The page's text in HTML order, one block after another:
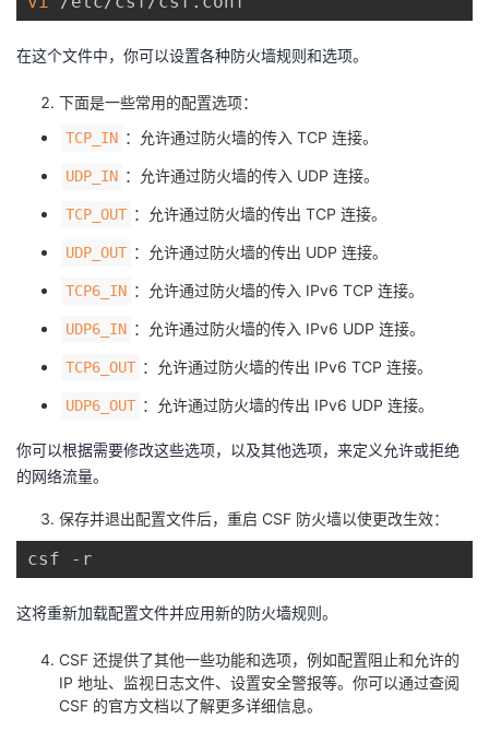
在这个文件中，你可以设置各种防火墙规则和选项。
下面是一些常用的配置选项：
TCP_IN ：允许通过防火墙的传入 TCP 连接。
UDP_IN ：允许通过防火墙的传入 UDP 连接。
TCP_OUT ：允许通过防火墙的传出 TCP 连接。
UDP_OUT ：允许通过防火墙的传出 UDP 连接。
TCP6_IN ：允许通过防火墙的传入 IPv6 TCP 连接。
UDP6_IN ：允许通过防火墙的传入 IPv6 UDP 连接。
TCP6_OUT ：允许通过防火墙的传出 IPv6 TCP 连接。
UDP6_OUT ：允许通过防火墙的传出 IPv6 UDP 连接。
你可以根据需要修改这些选项，以及其他选项，来定义允许或拒绝
的网络流量。
保存并退出配置文件后，重启 CSF 防火墙以使更改生效：
这将重新加载配置文件并应用新的防火墙规则。
CSF 还提供了其他一些功能和选项，例如配置阻止和允许的
IP 地址、监视日志文件、设置安全警报等。你可以通过查阅
CSF 的官方文档以了解更多详细信息。